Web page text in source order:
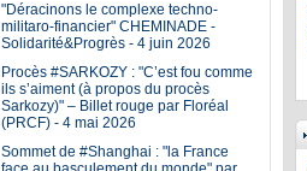
"Déracinons le complexe techno-
militaro-financier" CHEMINADE -
Solidarité&Progrès - 4 juin 2026
Procès #SARKOZY : "C’est fou comme
ils s’aiment (à propos du procès
Sarkozy)" – Billet rouge par Floréal
(PRCF) - 4 mai 2026
Sommet de #Shanghai : "la France